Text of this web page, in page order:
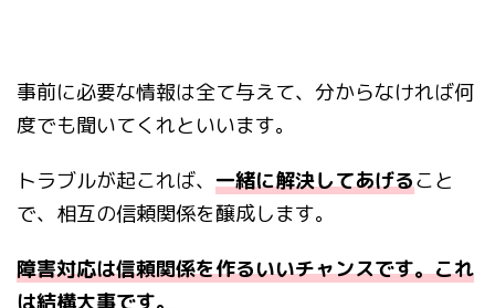
事前に必要な情報は全て与えて、分からなければ何
度でも聞いてくれといいます。
トラブルが起これば、 一緒に解決してあげること
で、相互の信頼関係を醸成します。
障害対応は信頼関係を作るいいチャンスです。これ
は結構大事です。